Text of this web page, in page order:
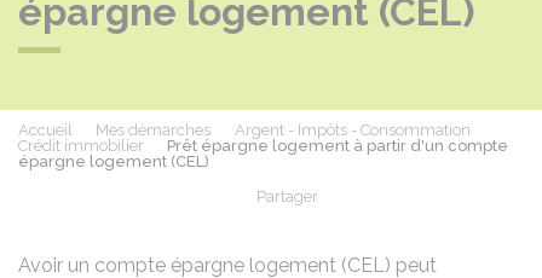
épargne logement (CEL)
Accueil Mes démarches
Argent - Impôts - Consommation
Crédit immobilier
Prêt épargne logement à partir d'un compte
épargne logement (CEL)
Partager
Avoir un compte épargne logement (CEL) peut